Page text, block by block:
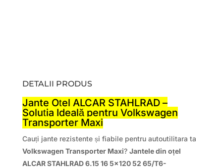
DETALII PRODUS
Jante Oțel ALCAR STAHLRAD –
Soluția Ideală pentru Volkswagen
Transporter Maxi
Cauți jante rezistente și fiabile pentru autoutilitara ta
Volkswagen Transporter Maxi? Jantele din oțel
ALCAR STAHLRAD 6.15 16 5×120 52 65/T6-